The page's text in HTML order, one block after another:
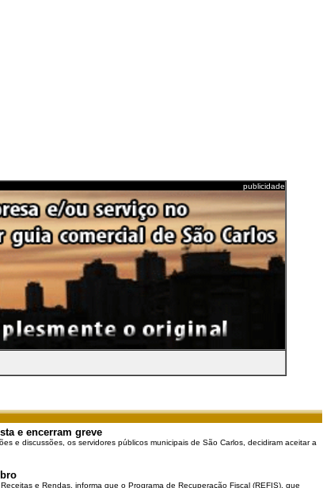
publicidade
e encerram greve
e discussões, os servidores públicos municipais de São Carlos, decidiram aceitar a
e Rendas, informa que o Programa de Recuperação Fiscal (REFIS), que